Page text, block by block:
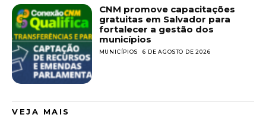
CNM promove capacitações
gratuitas em Salvador para
fortalecer a gestão dos
municípios
MUNICÍPIOS 6 DE AGOSTO DE 2026
VEJA MAIS